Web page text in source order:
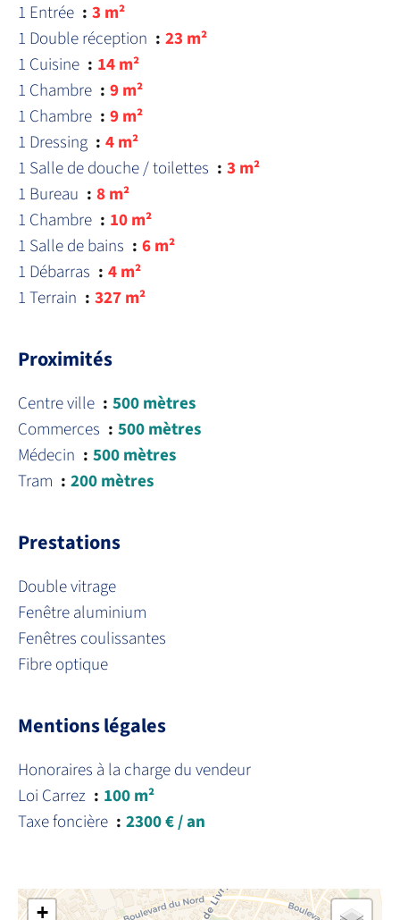
1 Entrée
3 m²
1 Double réception
23 m²
1 Cuisine
14 m²
1 Chambre
9 m²
1 Chambre
9 m²
1 Dressing
4 m²
1 Salle de douche / toilettes
3 m²
1 Bureau
8 m²
1 Chambre
10 m²
1 Salle de bains
6 m²
1 Débarras
4 m²
1 Terrain
327 m²
Proximités
Centre ville
500 mètres
Commerces
500 mètres
Médecin
500 mètres
Tram
200 mètres
Prestations
Double vitrage
Fenêtre aluminium
Fenêtres coulissantes
Fibre optique
Mentions légales
Honoraires à la charge du vendeur
Loi Carrez
100 m²
Taxe foncière
2300 € / an
+